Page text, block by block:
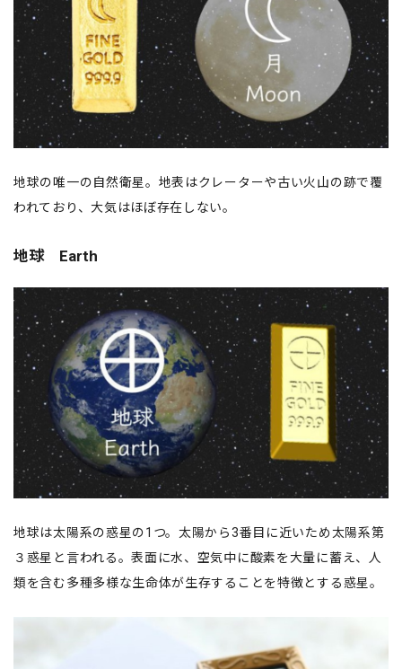
地球の唯一の自然衛星。地表はクレーターや古い火山の跡で覆
われており、大気はほぼ存在しない。
地球 Earth
地球は太陽系の惑星の1つ。太陽から3番目に近いため太陽系第
３惑星と言われる。表面に水、空気中に酸素を大量に蓄え、人
類を含む多種多様な生命体が生存することを特徴とする惑星。